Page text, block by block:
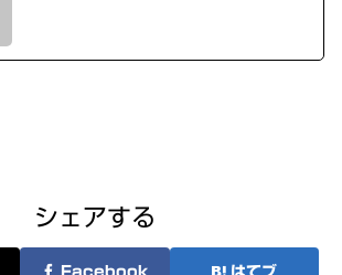
シェアする
Facebook はてブ